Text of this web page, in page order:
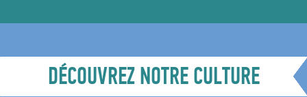
DÉCOUVREZ NOTRE CULTURE